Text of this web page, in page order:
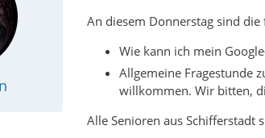
An diesem Donnerstag sind
Wie kann ich mein
Allgemeine Fragestunde
willkommen. Wir bitten,
Alle Senioren aus Schifferstadt